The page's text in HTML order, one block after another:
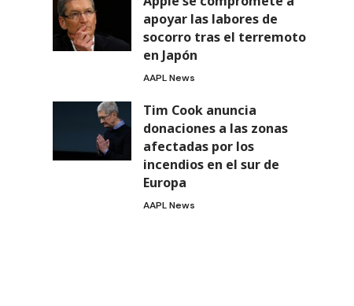
apoyar las labores de
socorro tras el terremoto
en Japón
AAPL News
Tim Cook anuncia
donaciones a las zonas
afectadas por los
incendios en el sur de
Europa
AAPL News